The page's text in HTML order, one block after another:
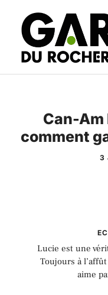
contenu
Can-Am
comment
3
Lucie est une
Toujours à
aime